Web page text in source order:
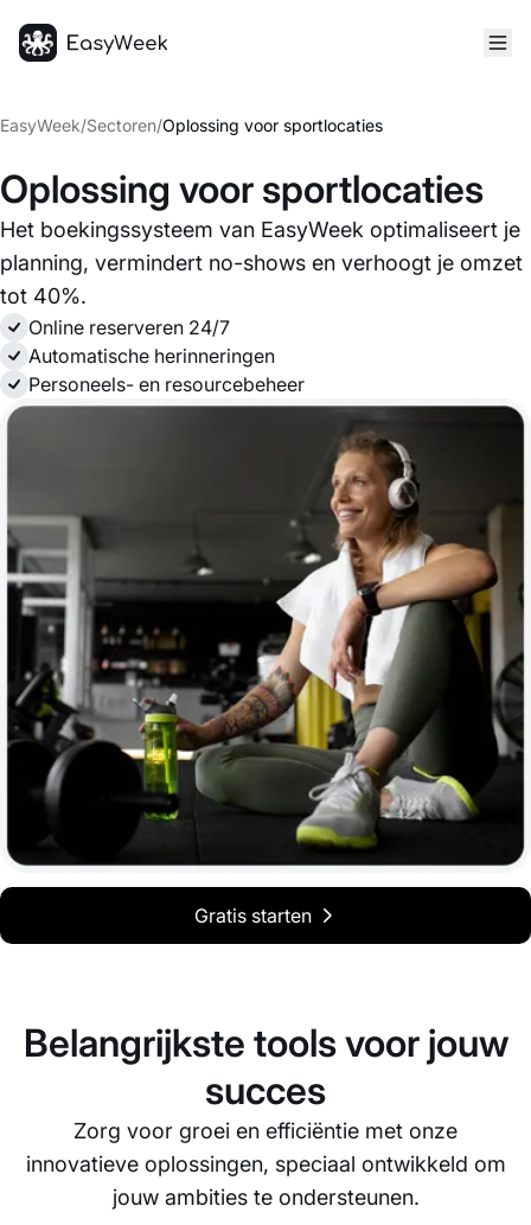
EasyWeek/Sectoren/Oplossing voor sportlocaties
Oplossing voor sportlocaties
Het boekingssysteem van EasyWeek optimaliseert je
planning, vermindert no-shows en verhoogt je omzet
tot 40%.
Online reserveren 24/7
Automatische herinneringen
Personeels- en resourcebeheer
Gratis starten
Belangrijkste tools voor jouw
succes
Zorg voor groei en efficiëntie met onze
innovatieve oplossingen, speciaal ontwikkeld om
jouw ambities te ondersteunen.